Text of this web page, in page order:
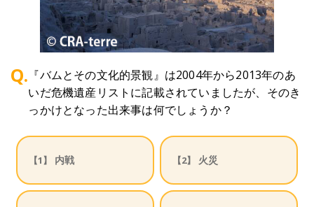
Q. 『バムとその文化的景観』は2004年から2013年のあ
いだ危機遺産リストに記載されていましたが、そのき
っかけとなった出来事は何でしょうか？
【1】 内戦 【2】 火災